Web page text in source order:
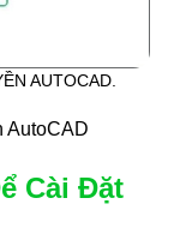
AUTOCAD.
AutoCAD
Cài Đặt